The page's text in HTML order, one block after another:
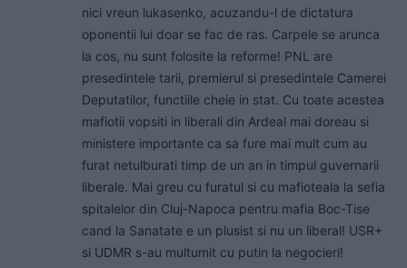
nici vreun lukasenko, acuzandu-l de dictatura
oponentii lui doar se fac de ras. Carpele se arunca
la cos, nu sunt folosite la reforme! PNL are
presedintele tarii, premierul si presedintele Camerei
Deputatilor, functiile cheie in stat. Cu toate acestea
mafiotii vopsiti in liberali din Ardeal mai doreau si
ministere importante ca sa fure mai mult cum au
furat netulburati timp de un an in timpul guvernarii
liberale. Mai greu cu furatul si cu mafioteala la sefia
spitalelor din Cluj-Napoca pentru mafia Boc-Tise
cand la Sanatate e un plusist si nu un liberal! USR+
si UDMR s-au multumit cu putin la negocieri!